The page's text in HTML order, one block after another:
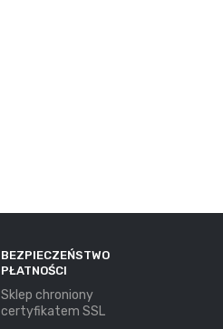
BEZPIECZEŃSTWO
PŁATNOŚCI
Sklep chroniony
certyfikatem SSL